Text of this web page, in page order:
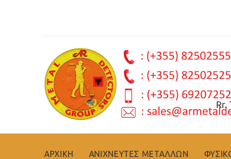
Rr.
ΑΡΧΙΚΗ ΑΝΙΧΝΕΥΤΕΣ ΜΕΤΑΛΛΩΝ